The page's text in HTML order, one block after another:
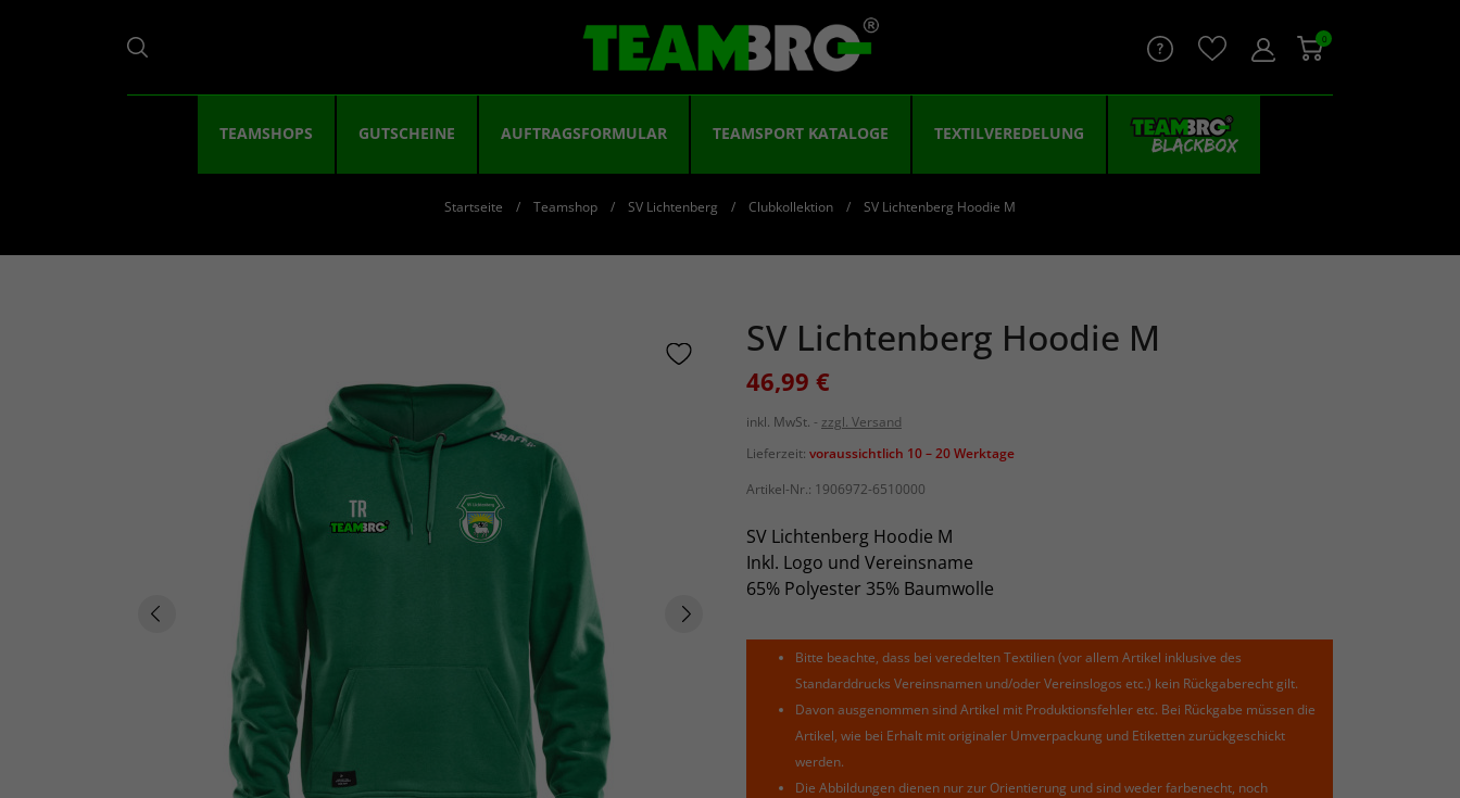
0
TEAMSHOPS GUTSCHEINE AUFTRAGSFORMULAR TEAMSPORT KATALOGE TEXTILVEREDELUNG
Startseite Teamshop SV Lichtenberg Clubkollektion SV Lichtenberg Hoodie M
SV Lichtenberg Hoodie M
46,99 €
inkl. MwSt.
zzgl. Versand
Lieferzeit: voraussichtlich 10 – 20 Werktage
Artikel-Nr.: 1906972-6510000
SV Lichtenberg Hoodie M
Inkl. Logo und Vereinsname
65% Polyester 35% Baumwolle
Bitte beachte, dass bei veredelten Textilien (vor allem Artikel inklusive des
Standarddrucks Vereinsnamen und/oder Vereinslogos etc.) kein Rückgaberecht gilt.
Davon ausgenommen sind Artikel mit Produktionsfehler etc. Bei Rückgabe müssen die
Artikel, wie bei Erhalt mit originaler Umverpackung und Etiketten zurückgeschickt
werden.
Die Abbildungen dienen nur zur Orientierung und sind weder farbenecht, noch